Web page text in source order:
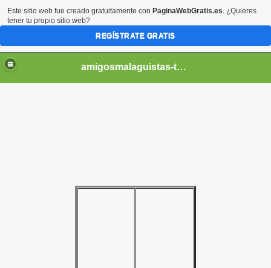
amigosmalaguistas-temporadas
Este sitio web fue creado gratuitamente con PaginaWebGratis.es. ¿Quieres
tener tu propio sitio web?
REGÍSTRATE GRATIS